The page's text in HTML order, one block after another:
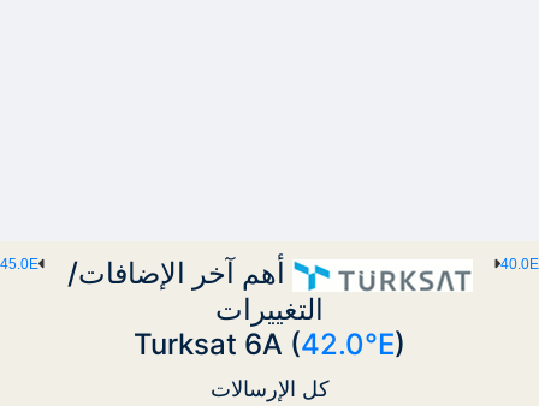
40.0E
45.0E
أهم آخر الإضافات/
التغييرات
Turksat 6A (42.0°E)
كل الإرسالات